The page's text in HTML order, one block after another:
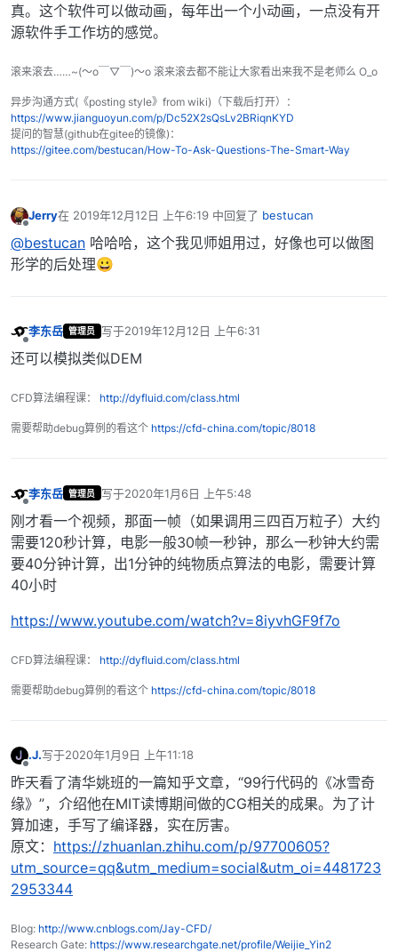
真。这个软件可以做动画，每年出一个小动画，一点没有开
源软件手工作坊的感觉。
滚来滚去……~(～o￣▽￣)～o 滚来滚去都不能让大家看出来我不是老师么 O_o
异步沟通方式(《posting style》from wiki)（下载后打开）：
https://www.jianguoyun.com/p/Dc52X2sQsLv2BRiqnKYD
提问的智慧(github在gitee的镜像)：
https://gitee.com/bestucan/How-To-Ask-Questions-The-Smart-Way
Jerry在 2019年12月12日 上午6:19 中回复了 bestucan
最后由 编辑
@bestucan 哈哈哈，这个我见师姐用过，好像也可以做图
形学的后处理😀
李东岳 管理员 写于2019年12月12日 上午6:31
最后由 编辑
还可以模拟类似DEM
CFD算法编程课： http://dyfluid.com/class.html
需要帮助debug算例的看这个 https://cfd-china.com/topic/8018
李东岳 管理员 写于2020年1月6日 上午5:48
最后由 编辑
刚才看一个视频，那面一帧（如果调用三四百万粒子）大约
需要120秒计算，电影一般30帧一秒钟，那么一秒钟大约需
要40分钟计算，出1分钟的纯物质点算法的电影，需要计算
40小时
https://www.youtube.com/watch?v=8iyvhGF9f7o
CFD算法编程课： http://dyfluid.com/class.html
需要帮助debug算例的看这个 https://cfd-china.com/topic/8018
离线
.J.写于2020年1月9日 上午11:18
最后由 编辑
昨天看了清华姚班的一篇知乎文章，“99行代码的《冰雪奇
缘》”，介绍他在MIT读博期间做的CG相关的成果。为了计
算加速，手写了编译器，实在厉害。
原文： https://zhuanlan.zhihu.com/p/97700605?
utm_source=qq&utm_medium=social&utm_oi=4481723
2953344
Blog: http://www.cnblogs.com/Jay-CFD/
Research Gate: https://www.researchgate.net/profile/Weijie_Yin2